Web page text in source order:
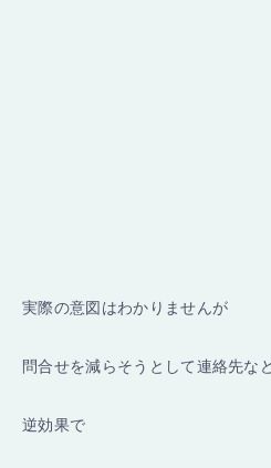
実際の意図はわかりませんが
問合せを減らそうとして連絡先な
逆効果で